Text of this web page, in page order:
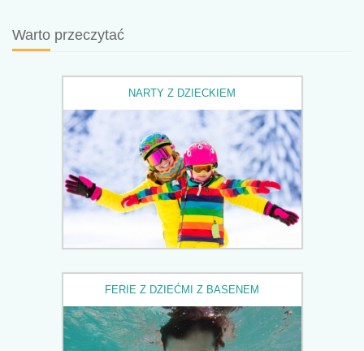
Warto przeczytać
NARTY Z DZIECKIEM
FERIE Z DZIEĆMI Z BASENEM